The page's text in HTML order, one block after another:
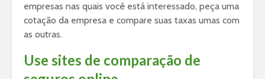
empresas nas quais você está interessado, peça uma
cotação da empresa e compare suas taxas umas com
as outras.
Use sites de comparação de